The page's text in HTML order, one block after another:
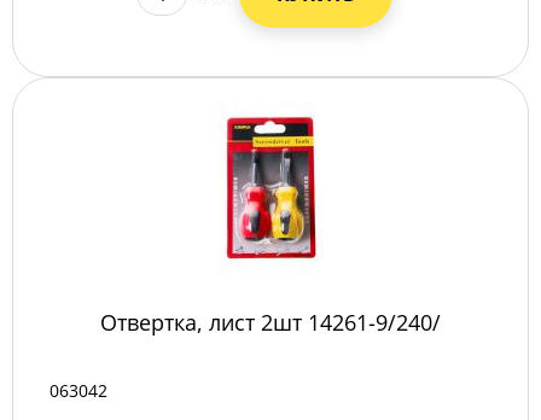
Отвертка, лист 2шт 14261-9/240/
063042